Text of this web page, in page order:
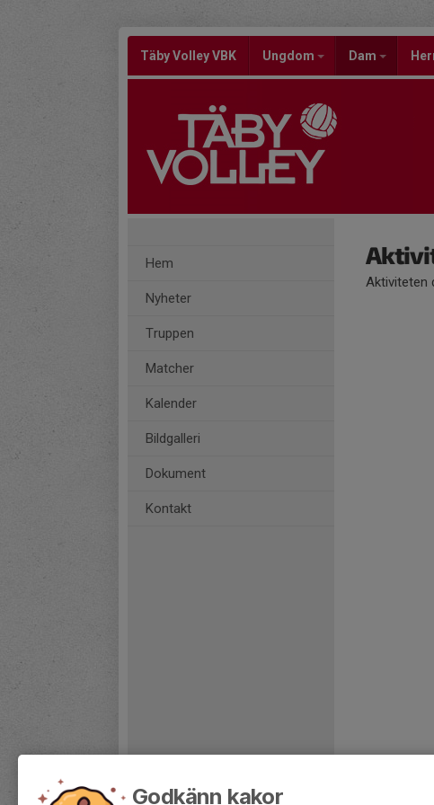
Täby Volley VBK Ungdom Dam
Hem
Nyheter
Truppen
Matcher
Kalender
Bildgalleri
Dokument
Kontakt
Aktiviteten
Godkänn kakor